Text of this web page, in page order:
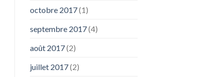
octobre 2017(1)
septembre 2017(4)
août 2017(2)
juillet 2017(2)